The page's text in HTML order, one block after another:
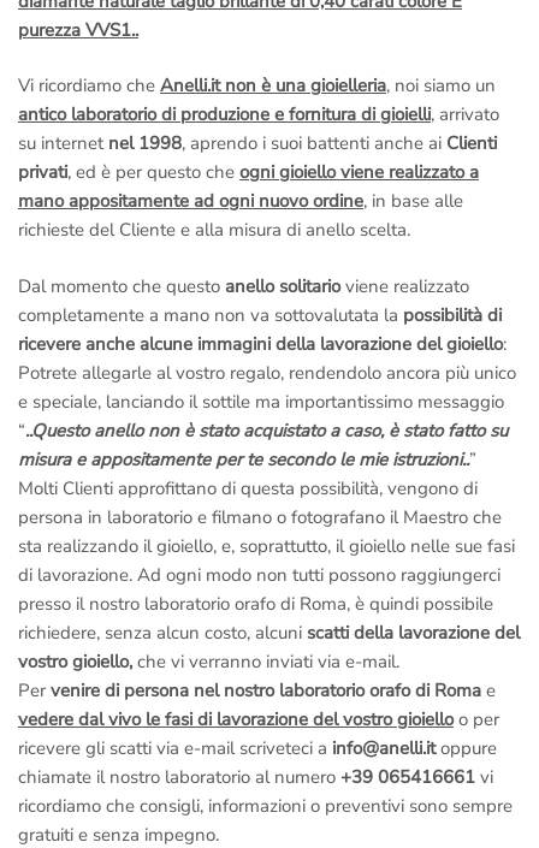
quando ti arriverà il pacchetto a casa!
mandiamo il corriere a ritirare il gioiello persistemarlo;
tranquillo,non devi pagare nulla, anche se l’anello è già stato
inciso.
–Diritto di recesso se il gioiello non ti piace: nessuna pratica
complicata, se non è di tuo gradimento vienitotalmente
rimborsato.
chiama o scrivi se hai dei problemi,ti aiutiamo noi, la tua
soddisfazione è la nostra miglior pubblicità.
–Fotografie della lavorazione dell’anello via e-mail: Si,
facciamo degli scatti mentre lo creiamo; potraiallegarli al tuo
regaloe renderlo unico.
Noi siamo artigiani italiani veri, creiamo i nostri gioielli a Roma,
non abbiamo nulla da nascondere.
Non ci credi?Prenota una visita in laboratorioe vieni a vederlo
dal vivo, potrai fare tu stesso foto e video ai Maestri Orafi a
lavoro.
La fotografie della lavorazione sono incluse nel prezzo ma
devono essere richieste prima dell’ordine.
Email ainfo@anelli.it
Whatsapp ai Maestri del laboratorio di Romaal numero+39
348 2794475(Solo messaggi di testo)
Chiama inlaboratorio a Romaal numero+39 065416661
Chiama il numero verde gratuito di Roma 800 034 552
Per informazioni sui diamanti e sulle certificazioni puoi scrivere
anche al nostroufficio dei diamanti di Londra
purezza VVS1..
Vi ricordiamo che Anelli.it non è una gioielleria, noi siamo un
antico laboratorio di produzione e fornitura di gioielli, arrivato
su internet nel 1998, aprendo i suoi battenti anche ai Clienti
privati, ed è per questo che ogni gioiello viene realizzato a
mano appositamente ad ogni nuovo ordine, in base alle
richieste del Cliente e alla misura di anello scelta.
Dal momento che questo anello solitarioviene realizzato
completamente a mano non va sottovalutata la possibilità di
ricevere anche alcune immagini della lavorazione del gioiello:
Potrete allegarle al vostro regalo, rendendolo ancora più unico
e speciale, lanciando il sottile ma importantissimo messaggio
“..Questo anello non è stato acquistato a caso, è stato fatto su
misura e appositamente per te secondo le mie istruzioni..”
Molti Clienti approfittano di questa possibilità, vengono di
persona in laboratorio e filmano o fotografano il Maestro che
sta realizzando il gioiello, e, soprattutto, il gioiello nelle sue fasi
di lavorazione. Ad ogni modo non tutti possono raggiungerci
presso il nostro laboratorio orafo di Roma, è quindi possibile
richiedere, senza alcun costo, alcuni scatti della lavorazione del
vostro gioiello, che vi verranno inviati via e-mail.
Per venire di persona nel nostro laboratorio orafo di Roma e
vedere dal vivo le fasi di lavorazione del vostro gioielloo per
ricevere gli scatti via e-mail scriveteci a info@anelli.itoppure
chiamate il nostro laboratorio al numero +39 065416661 vi
ricordiamo che consigli, informazioni o preventivi sono sempre
gratuiti e senza impegno.